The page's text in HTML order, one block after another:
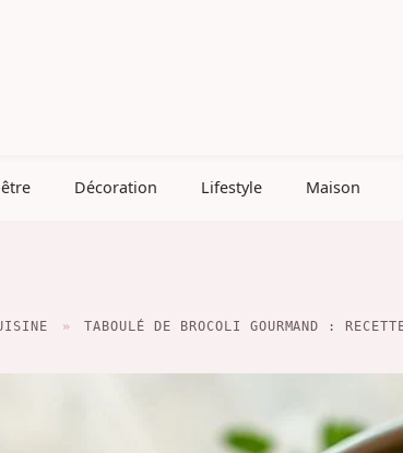
Décoration Lifestyle Maison
» TABOULÉ DE BROCOLI GOURMAND :